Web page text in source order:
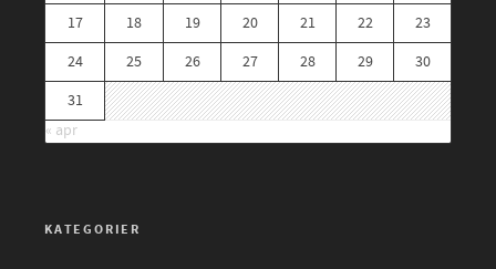
17
18 19 20 21 22
23
24
25 26 27 28 29
30
31
« apr
KATEGORIER